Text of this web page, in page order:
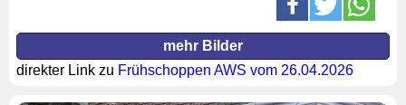
mehr Bilder
direkter Link zu Frühschoppen AWS vom 26.04.2026